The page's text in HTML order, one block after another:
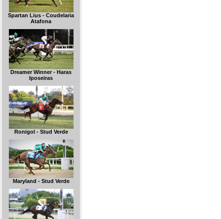
Spartan Lius - Coudelaria
Atafona
Dreamer Winner - Haras
Iposeiras
Ronigol - Stud Verde
Maryland - Stud Verde